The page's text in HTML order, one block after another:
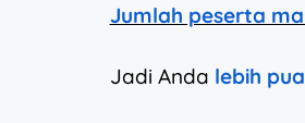
Jumlah peserta
Jadi Anda lebih